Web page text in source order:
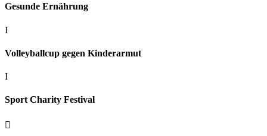
Gesunde Ernährung
I
Volleyballcup gegen Kinderarmut
I
Sport Charity Festival
